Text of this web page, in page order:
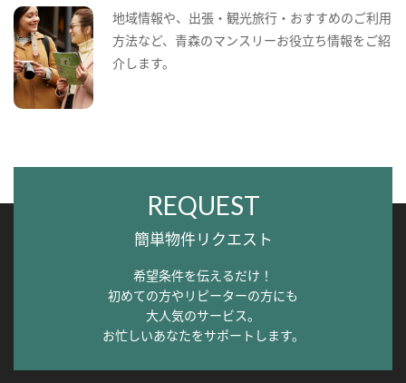
地域情報や、出張・観光旅行・おすすめのご利用
方法など、青森のマンスリーお役立ち情報をご紹
介します。
REQUEST
簡単物件リクエスト
希望条件を伝えるだけ！
初めての方やリピーターの方にも
大人気のサービス。
お忙しいあなたをサポートします。